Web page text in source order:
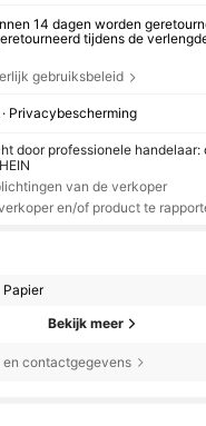
14 dagen worden
tijdens de
gebruiksbeleid
Privacybescherming
door professionele handelaar:
van de verkoper
en/of product te
Papier
Bekijk meer
contactgegevens